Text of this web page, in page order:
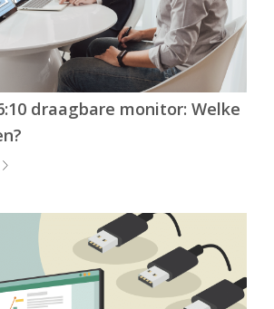
draagbare monitor: Welke